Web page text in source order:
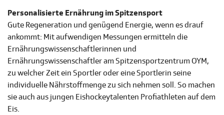
Personalisierte Ernährung im Spitzensport
Gute Regeneration und genügend Energie, wenn es drauf
ankommt: Mit aufwendigen Messungen ermitteln die
Ernährungswissenschaftlerinnen und
Ernährungswissenschaftler am Spitzensportzentrum OYM,
zu welcher Zeit ein Sportler oder eine Sportlerin seine
individuelle Nährstoffmenge zu sich nehmen soll. So machen
sie auch aus jungen Eishockeytalenten Profiathleten auf dem
Eis.